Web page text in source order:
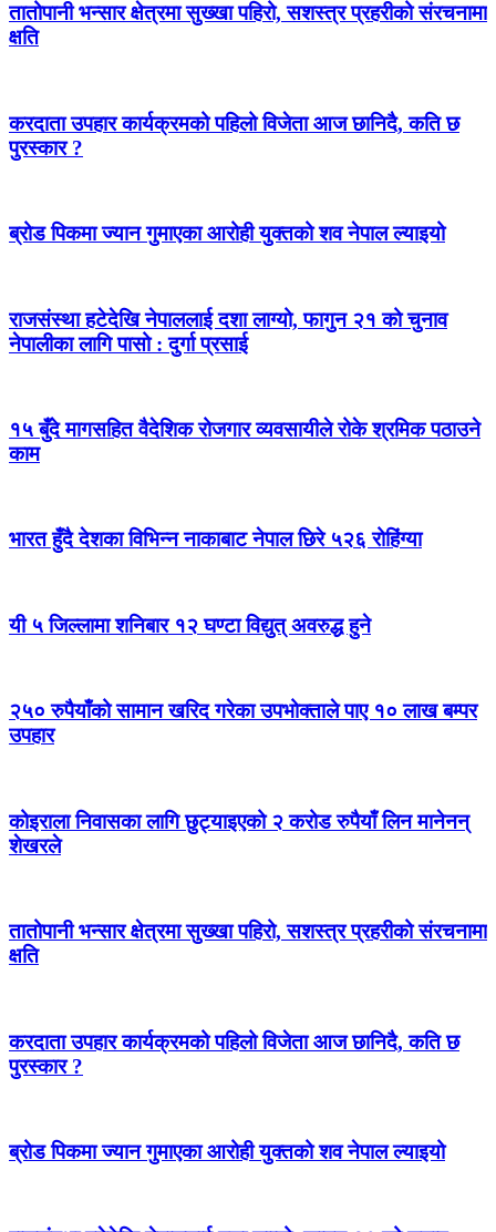
तातोपानी भन्सार क्षेत्रमा सुख्खा पहिरो, सशस्त्र प्रहरीको संरचनामा
क्षति
करदाता उपहार कार्यक्रमको पहिलो विजेता आज छानिदै, कति छ
पुरस्कार ?
ब्रोड पिकमा ज्यान गुमाएका आरोही युक्तको शव नेपाल ल्याइयो
राजसंस्था हटेदेखि नेपाललाई दशा लाग्यो, फागुन २१ को चुनाव
नेपालीका लागि पासो : दुर्गा प्रसाई
१५ बुँदे मागसहित वैदेशिक रोजगार व्यवसायीले रोके श्रमिक पठाउने
काम
भारत हुँदै देशका विभिन्न नाकाबाट नेपाल छिरे ५२६ रोहिंग्या
यी ५ जिल्लामा शनिबार १२ घण्टा विद्युत् अवरुद्ध हुने
२५० रुपैयाँको सामान खरिद गरेका उपभोक्ताले पाए १० लाख बम्पर
उपहार
कोइराला निवासका लागि छुट्याइएको २ करोड रुपैयाँ लिन मानेनन्
शेखरले
तातोपानी भन्सार क्षेत्रमा सुख्खा पहिरो, सशस्त्र प्रहरीको संरचनामा
क्षति
करदाता उपहार कार्यक्रमको पहिलो विजेता आज छानिदै, कति छ
पुरस्कार ?
ब्रोड पिकमा ज्यान गुमाएका आरोही युक्तको शव नेपाल ल्याइयो